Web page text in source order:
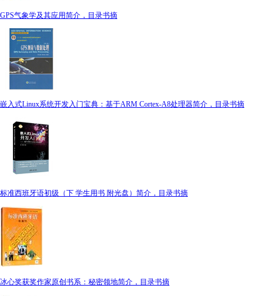
GPS气象学及其应用简介，目录书摘
嵌入式Linux系统开发入门宝典：基于ARM Cortex-A8处理器简介，目录书摘
标准西班牙语初级（下 学生用书 附光盘）简介，目录书摘
冰心奖获奖作家原创书系：秘密领地简介，目录书摘